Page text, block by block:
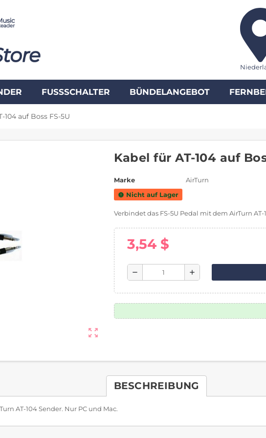
FUSSSCHALTER BÜNDELANGEBOT
104 auf Boss FS-5U
zoom_out_map
Kabel für AT-104 auf
Marke AirTurn
new_releasesNicht auf Lager
Verbindet das FS-5U Pedal mit dem AirTurn
3,54 $
remove add
BESCHREIBUNG
AT-104 Sender. Nur PC und Mac.